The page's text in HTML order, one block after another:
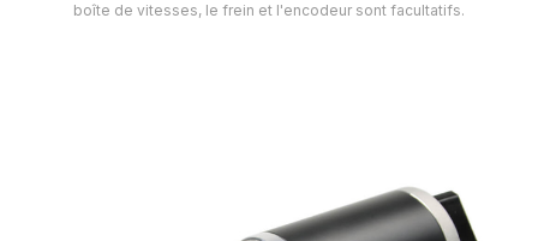
boîte de vitesses, le frein et l'encodeur sont facultatifs.